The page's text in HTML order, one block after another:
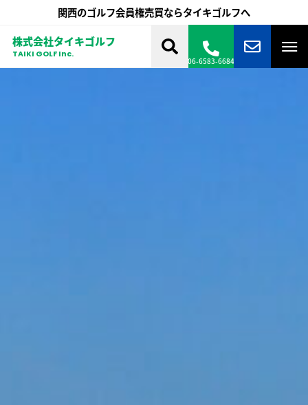
関西のゴルフ会員権売買ならタイキゴルフへ
株式会社タイキゴルフ
TAIKI GOLF Inc.
06-6583-6684